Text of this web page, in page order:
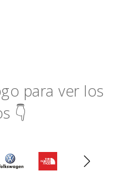
para ver los
👇